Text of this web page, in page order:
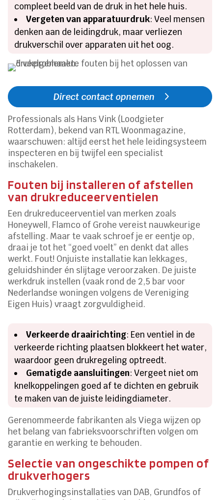
compleet beeld van de druk in het hele huis.
Vergeten van apparatuurdruk: Veel mensen
denken aan de leidingdruk, maar verliezen
drukverschil over apparaten uit het oog.
Direct contact opnemen
Professionals als Hans Vink (Loodgieter
Rotterdam), bekend van RTL Woonmagazine,
waarschuwen: altijd eerst het hele leidingsysteem
inspecteren en bij twijfel een specialist
inschakelen.
Fouten bij installeren of afstellen
van drukreduceerventielen
Een drukreduceerventiel van merken zoals
Honeywell, Flamco of Grohe vereist nauwkeurige
afstelling. Maar te vaak schroef je er eentje op,
draai je tot het “goed voelt” en denkt dat alles
werkt. Fout! Onjuiste installatie kan lekkages,
geluidshinder én slijtage veroorzaken. De juiste
werkdruk instellen (vaak rond de 2,5 bar voor
Nederlandse woningen volgens de Vereniging
Eigen Huis) vraagt zorgvuldigheid.
Verkeerde draairichting: Een ventiel in de
verkeerde richting plaatsen blokkeert het water,
waardoor geen drukregeling optreedt.
Gematigde aansluitingen: Vergeet niet om
knelkoppelingen goed af te dichten en gebruik
te maken van de juiste leidingdiameter.
Gerenommeerde fabrikanten als Viega wijzen op
het belang van fabrieksvoorschriften volgen om
garantie en werking te behouden.
Selectie van ongeschikte pompen of
drukverhogers
Drukverhogingsinstallaties van DAB, Grundfos of